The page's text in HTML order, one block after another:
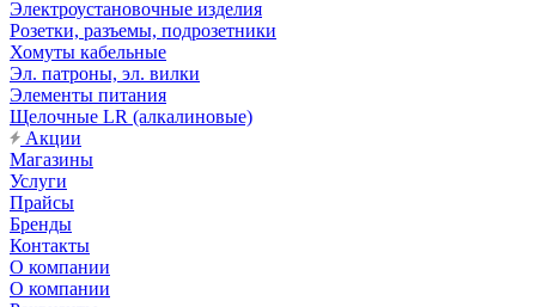
Электроустановочные изделия
Розетки, разъемы, подрозетники
Хомуты кабельные
Эл. патроны, эл. вилки
Элементы питания
Щелочные LR (алкалиновые)
Акции
Магазины
Услуги
Прайсы
Бренды
Контакты
О компании
О компании